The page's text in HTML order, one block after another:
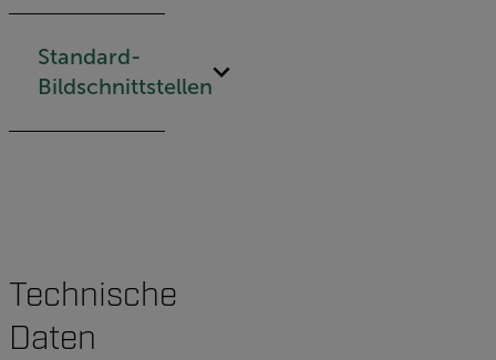
Standard-
Bildschnittstellen
Technische
Daten